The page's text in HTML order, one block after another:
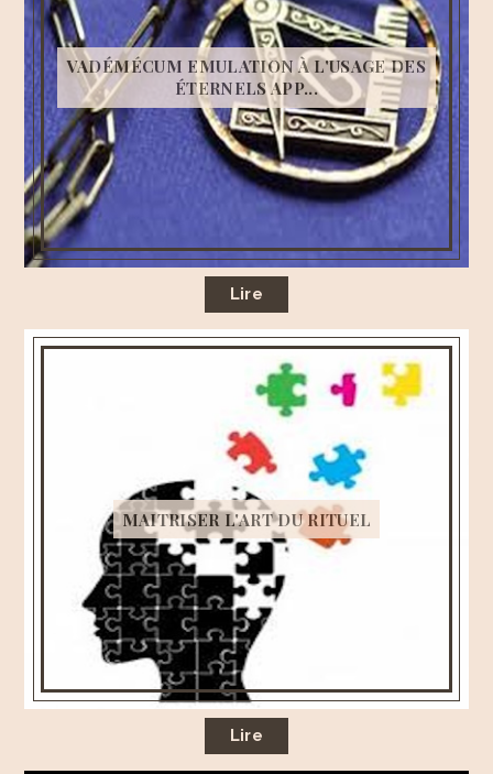
VADÉMÉCUM EMULATION À L'USAGE DES
ÉTERNELS APP...
Lire
MAITRISER L'ART DU RITUEL
Lire